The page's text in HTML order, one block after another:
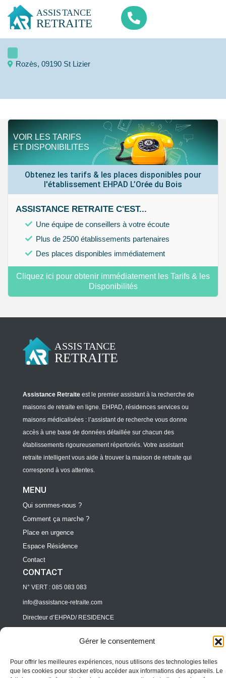
Gérer le consentement
Pour offrir les meilleures expériences, nous utilisons des technologies telles
que les cookies pour stocker et/ou accéder aux informations des appareils. Le
Rozès, 09190 St Lizier
VOIR LES TARIFS
ET DISPONIBILITES
Obtenez les tarifs & les places disponibles pour
l'établissement EHPAD L’Orée du Bois
ASSISTANCE RETRAITE C'EST...
Une équipe de conseillers à votre écoute
Plus de 2500 établissements partenaires
Des places disponibles immédiatement
Cliquez ici pour obtenir immédiatement les Tarifs & les
Disponibilités
Assistance Retraite est le premier assistant à la recherche de
maisons de retraite en ligne. EHPAD, résidences services ou
maisons médicalisées : l’assistant de recherche vous donne
accès à une base de données détaillée sur chacun des
établissements rigoureusement répertoriés. Votre assistant
retraite intelligent vous aide à trouver la maison de retraite qui
correspond à vos attentes.
MENU
Qui sommes-nous ?
Comment ça marche ?
Place en urgence
Espace Résidence
Contact
CONTACT
N° VERT : 085 083 083
info@assistance-retraite.com
Directeur d’EHPAD/ RESIDENCE
pro@assitance-retraite.com